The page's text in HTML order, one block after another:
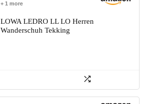
+ 1 more
LOWA LEDRO LL LO Herren
Wanderschuh Tekking